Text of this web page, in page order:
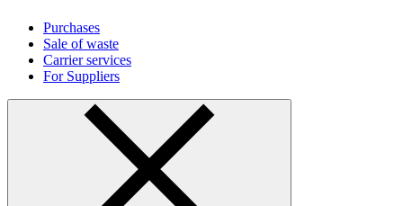
Purchases
Sale of waste
Carrier services
For Suppliers